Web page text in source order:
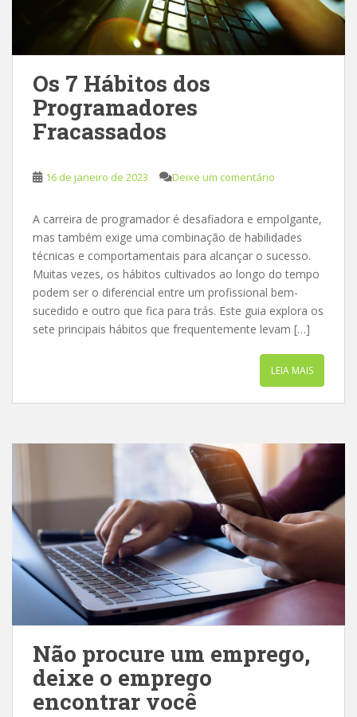
Os 7 Hábitos dos
Programadores
Fracassados
16 de janeiro de 2023 Deixe um comentário
A carreira de programador é desafiadora e empolgante,
mas também exige uma combinação de habilidades
técnicas e comportamentais para alcançar o sucesso.
Muitas vezes, os hábitos cultivados ao longo do tempo
podem ser o diferencial entre um profissional bem-
sucedido e outro que fica para trás. Este guia explora os
sete principais hábitos que frequentemente levam […]
LEIA MAIS
Não procure um emprego,
deixe o emprego
encontrar você